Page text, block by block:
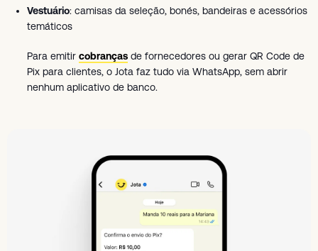
Vestuário: camisas da seleção, bonés, bandeiras e acessórios
temáticos
Para emitir cobranças de fornecedores ou gerar QR Code de
Pix para clientes, o Jota faz tudo via WhatsApp, sem abrir
nenhum aplicativo de banco.